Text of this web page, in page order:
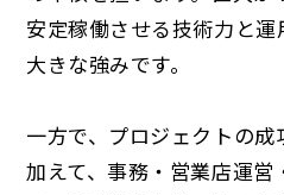
安定稼働させる技術力と
大きな強みです。
一方で、プロジェクトの
加えて、事務・営業店運